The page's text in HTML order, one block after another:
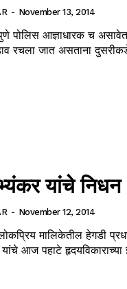
- November 13, 2014
रचला जात असताना
यांचे निधन
- November 12, 2014
मालिकेतील हेगडी
आज पहाटे हृदयविकाराच्या